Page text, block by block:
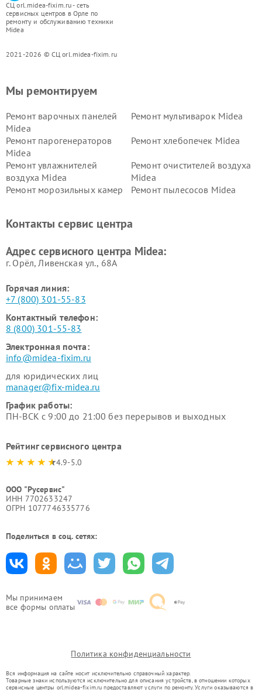
СЦ orl.midea-fixim.ru - сеть
сервисных центров в Орле по
ремонту и обслуживанию техники
Midea
2021-2026 © СЦ orl.midea-fixim.ru
Мы принимаем
все формы оплаты
Мы ремонтируем
Ремонт варочных панелей
Midea
Ремонт мультиварок Midea
Ремонт парогенераторов
Midea
Ремонт хлебопечек Midea
Ремонт увлажнителей
воздуха Midea
Ремонт очистителей воздуха
Midea
Ремонт морозильных камер
Ремонт пылесосов Midea
пылесосов Midea
Midea
Контакты сервис центра
Адрес сервисного центра Midea:
г. Орёл, Ливенская ул., 68А
Горячая линия:
+7 (800) 301-55-83
Контактный телефон:
8 (800) 301-55-83
Электронная почта:
info@midea-fixim.ru
для юридических лиц
manager@fix-midea.ru
График работы:
ПН-ВСК с 9:00 до 21:00 без перерывов и выходных
Рейтинг сервисного центра
4.9-5.0
ООО "Русервис"
ИНН 7702633247
ОГРН 1077746335776
Поделиться в соц. сетях:
Политика конфиденциальности
Вся информация на сайте носит исключительно справочный характер.
Товарные знаки используются исключительно для описания устройств, в отношении которых
сервисные центры orl.midea-fixim.ru предоставляют услуги по ремонту. Услуги оказываются в